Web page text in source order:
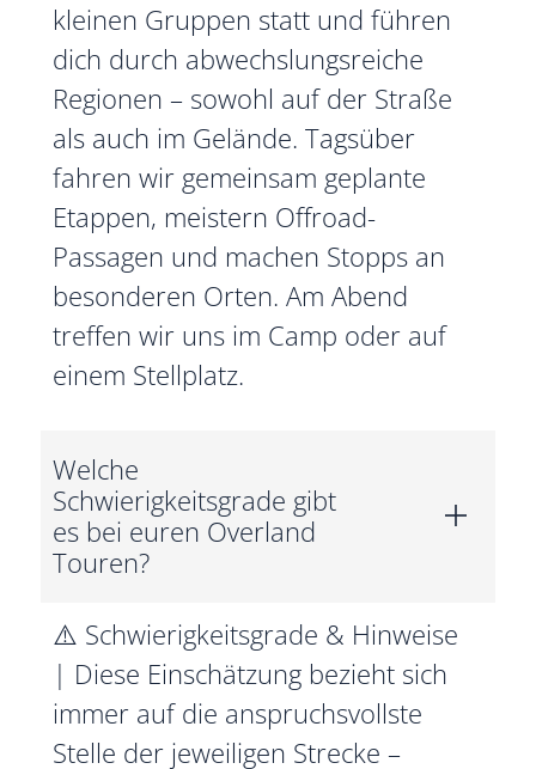
kleinen Gruppen statt und führen
dich durch abwechslungsreiche
Regionen – sowohl auf der Straße
als auch im Gelände. Tagsüber
fahren wir gemeinsam geplante
Etappen, meistern Offroad-
Passagen und machen Stopps an
besonderen Orten. Am Abend
treffen wir uns im Camp oder auf
einem Stellplatz.
Welche
Schwierigkeitsgrade gibt
es bei euren Overland
Touren?
⚠️ Schwierigkeitsgrade & Hinweise
| Diese Einschätzung bezieht sich
immer auf die anspruchsvollste
Stelle der jeweiligen Strecke –